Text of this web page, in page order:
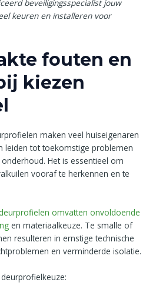
beveiligingsspecialist jouw
keuren en installeren voor
fouten en
kiezen
maken veel huiseigenaren
leiden tot toekomstige problemen
Het is essentieel om
vooraf te herkennen en te
omvatten onvoldoende
en materiaalkeuze. Te smalle of
resulteren in ernstige technische
en verminderde isolatie.